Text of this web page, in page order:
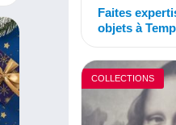
Faites
objets à
COLLECTIONS